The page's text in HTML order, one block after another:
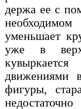
держа ее с
уменьшает
уже в
движениями
фигуры,